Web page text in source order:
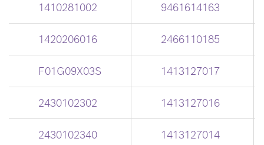
1410281002 9461614163
1420206016 2466110185
F01G09X03S 1413127017
2430102302 1413127016
2430102340 1413127014